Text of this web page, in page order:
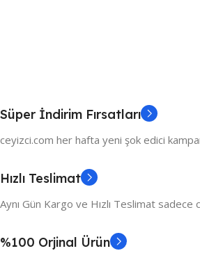
Süper İndirim Fırsatları
ceyizci.com her hafta yeni şok edici
Hızlı Teslimat
Aynı Gün Kargo ve Hızlı Teslimat sadece
%100 Orjinal Ürün